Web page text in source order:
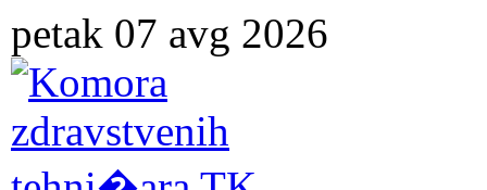
petak 07 avg 2026